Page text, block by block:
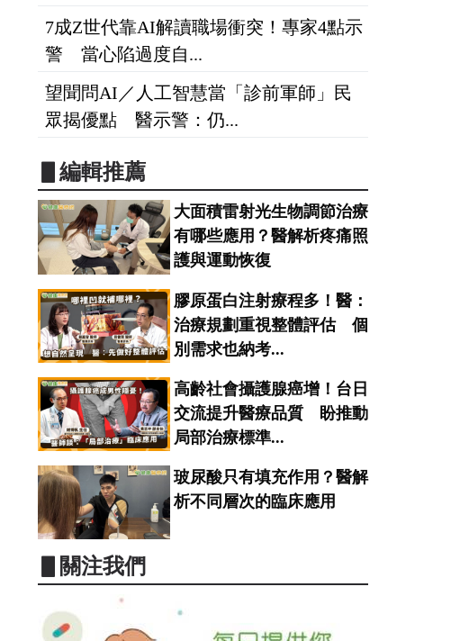
7成Z世代靠AI解讀職場衝突！專家4點示
警 當心陷過度自...
望聞問AI／人工智慧當「診前軍師」民
眾揭優點 醫示警：仍...
▋編輯推薦
大面積雷射光生物調節治療
有哪些應用？醫解析疼痛照
護與運動恢復
膠原蛋白注射療程多！醫：
治療規劃重視整體評估 個
別需求也納考...
高齡社會攝護腺癌增！台日
交流提升醫療品質 盼推動
局部治療標準...
玻尿酸只有填充作用？醫解
析不同層次的臨床應用
▋關注我們